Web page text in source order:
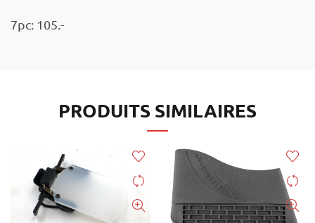
7pc: 105.-
PRODUITS SIMILAIRES